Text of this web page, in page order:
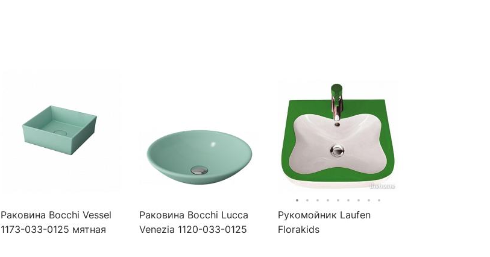
Раковина Bocchi Vessel
1173-033-0125 мятная
Раковина Bocchi Lucca
Venezia 1120-033-0125
Рукомойник Laufen
Florakids